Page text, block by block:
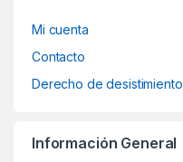
Mi cuenta
Contacto
Derecho de desistimiento
Información General